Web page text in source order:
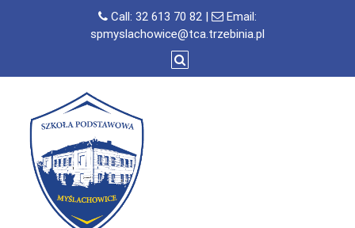
Call: 32 613 70 82 |
Email:
spmyslachowice@tca.trzebinia.pl